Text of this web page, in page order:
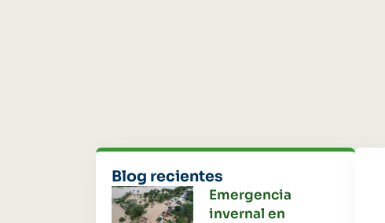
Blog recientes
Emergencia
invernal en